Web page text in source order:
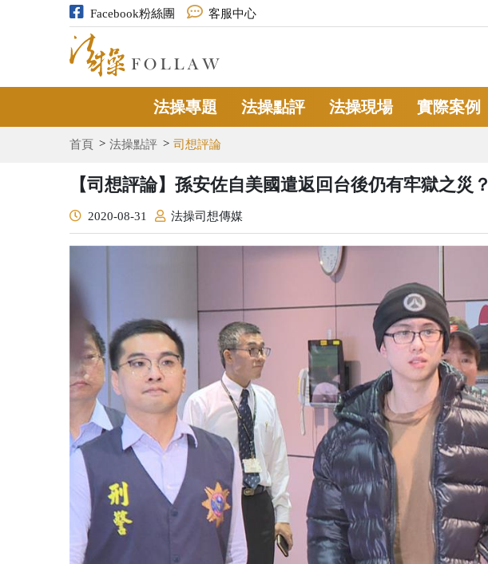
Facebook粉絲團 客服中心
法操專題 法操點評 法操現場 實際案例
首頁 法操點評 司想評論
【司想評論】孫安佐自美國遣返回台後仍有牢獄之災？
2020-08-31 法操司想傳媒